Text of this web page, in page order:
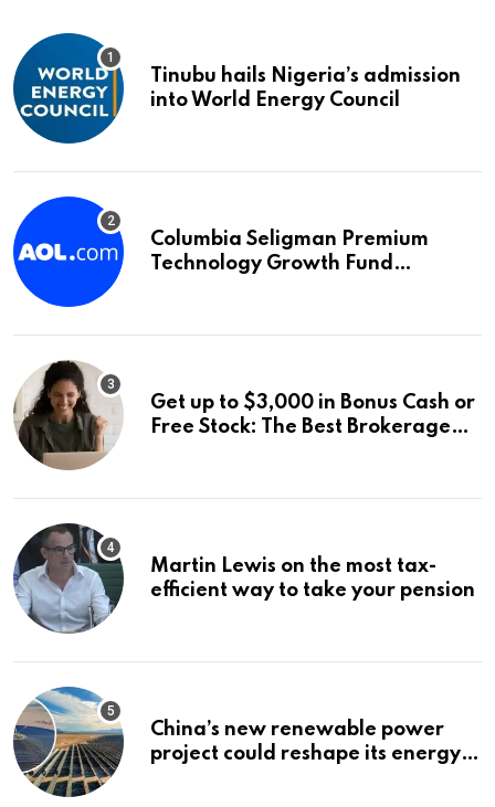
Tinubu hails Nigeria’s admission
into World Energy Council
Columbia Seligman Premium
Technology Growth Fund
for IPO Investors
Get up to $3,000 in Bonus Cash or
Free Stock: The Best Brokerage
Martin Lewis on the most tax-
efficient way to take your pension
China’s new renewable power
project could reshape its energy